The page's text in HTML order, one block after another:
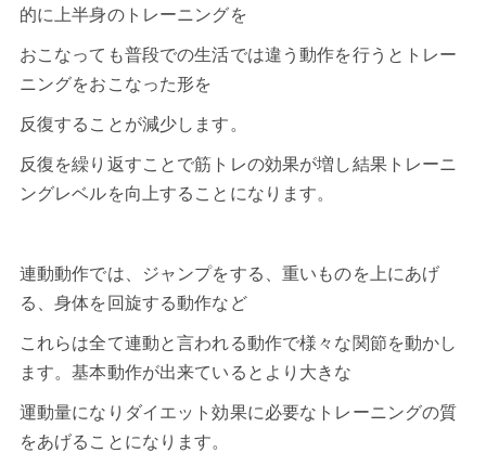
的に上半身のトレーニングを
おこなっても普段での生活では違う動作を行うとトレー
ニングをおこなった形を
反復することが減少します。
反復を繰り返すことで筋トレの効果が増し結果トレーニ
ングレベルを向上することになります。
連動動作では、ジャンプをする、重いものを上にあげ
る、身体を回旋する動作など
これらは全て連動と言われる動作で様々な関節を動かし
ます。基本動作が出来ているとより大きな
運動量になりダイエット効果に必要なトレーニングの質
をあげることになります。